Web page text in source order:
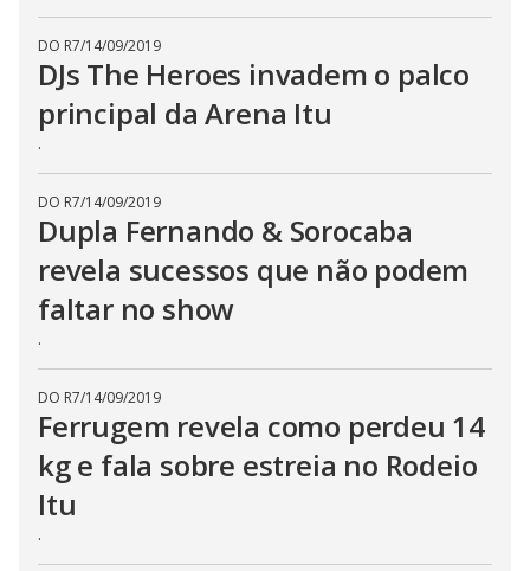
DO R7/14/09/2019
DJs The Heroes invadem o palco
principal da Arena Itu
.
DO R7/14/09/2019
Dupla Fernando & Sorocaba
revela sucessos que não podem
faltar no show
.
DO R7/14/09/2019
Ferrugem revela como perdeu 14
kg e fala sobre estreia no Rodeio
Itu
.